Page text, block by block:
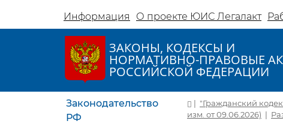
Информация О проекте ЮИС Легалакт
ЗАКОНЫ, КОДЕКСЫ И
НОРМАТИВНО-ПРАВОВЫЕ
РОССИЙСКОЙ ФЕДЕРАЦИИ
Законодательство
РФ
| "Гражданский
изм. от 09.06.2026) |